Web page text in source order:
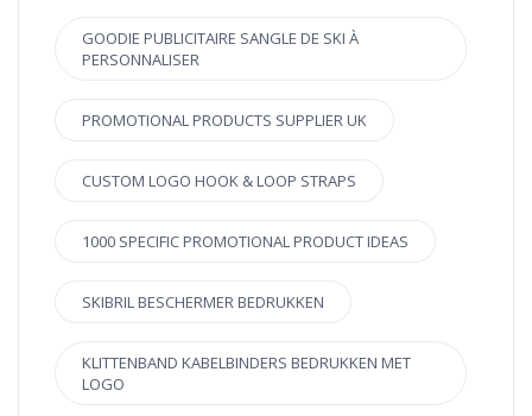
GOODIE PUBLICITAIRE SANGLE DE SKI À
PERSONNALISER
PROMOTIONAL PRODUCTS SUPPLIER UK
CUSTOM LOGO HOOK & LOOP STRAPS
1000 SPECIFIC PROMOTIONAL PRODUCT IDEAS
SKIBRIL BESCHERMER BEDRUKKEN
KLITTENBAND KABELBINDERS BEDRUKKEN MET
LOGO